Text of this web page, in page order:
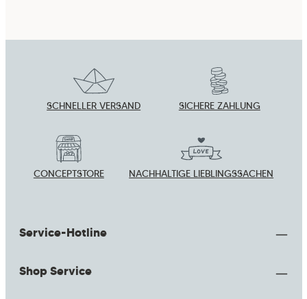
SCHNELLER VERSAND SICHERE ZAHLUNG
CONCEPTSTORE NACHHALTIGE LIEBLINGSSACHEN
Service-Hotline
Shop Service